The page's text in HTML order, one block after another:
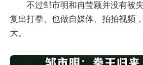
不过邹市明和冉莹颖并没有被
复出打拳、也做自媒体、拍拍视频
大。